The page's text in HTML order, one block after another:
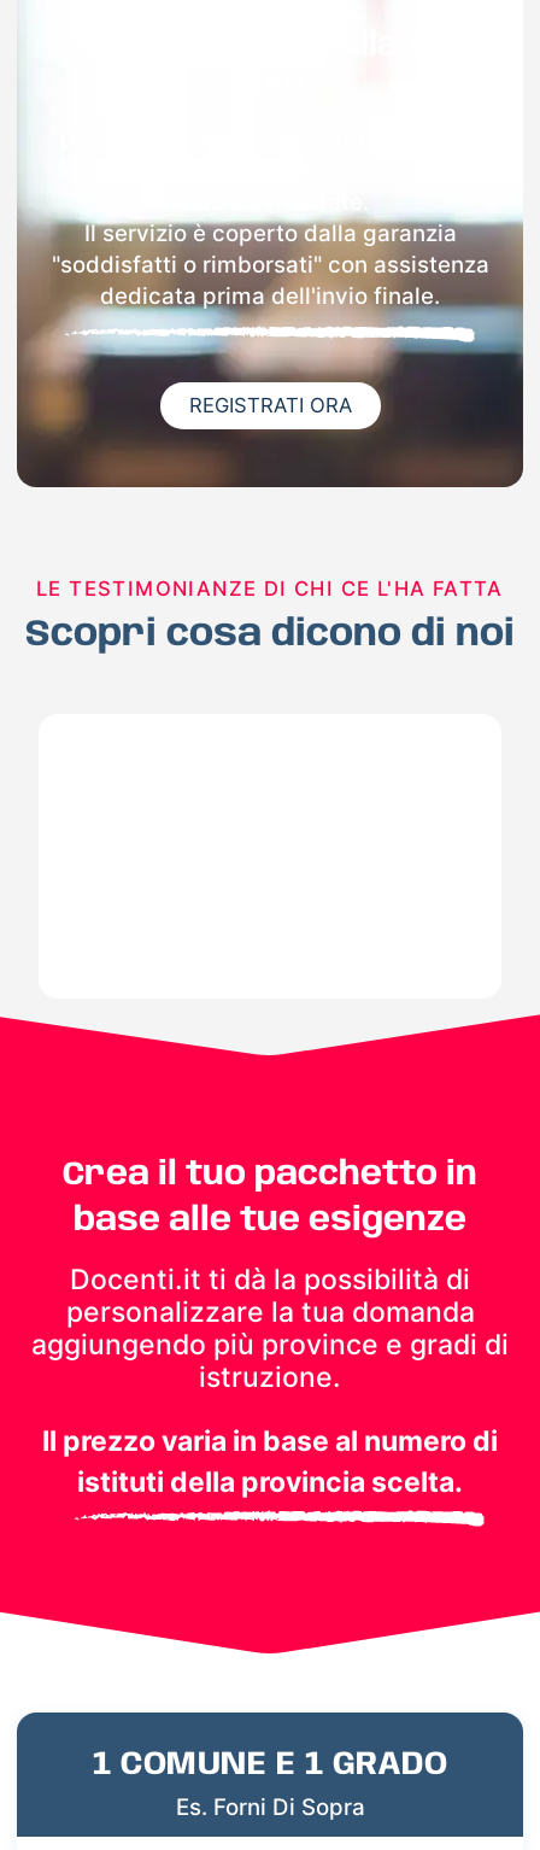
Il servizio è coperto dalla garanzia
"soddisfatti o rimborsati" con assistenza
dedicata prima dell'invio finale.
REGISTRATI ORA
LE TESTIMONIANZE DI CHI CE L'HA FATTA
Scopri cosa dicono di noi
Crea il tuo pacchetto in
base alle tue esigenze
Docenti.it ti dà la possibilità di
personalizzare la tua domanda
aggiungendo più province e gradi di
istruzione.
Il prezzo varia in base al numero di
istituti della provincia scelta.
1 COMUNE E 1 GRADO
Es. Forni Di Sopra